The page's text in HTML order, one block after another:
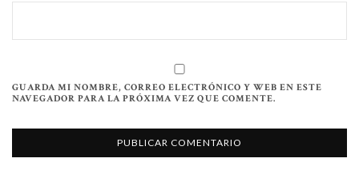
GUARDA MI NOMBRE, CORREO ELECTRÓNICO Y WEB EN ESTE
NAVEGADOR PARA LA PRÓXIMA VEZ QUE COMENTE.